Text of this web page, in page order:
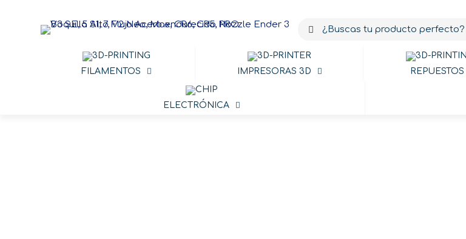
FILAMENTOS IMPRESORAS 3D REPUESTOS
ELECTRÓNICA